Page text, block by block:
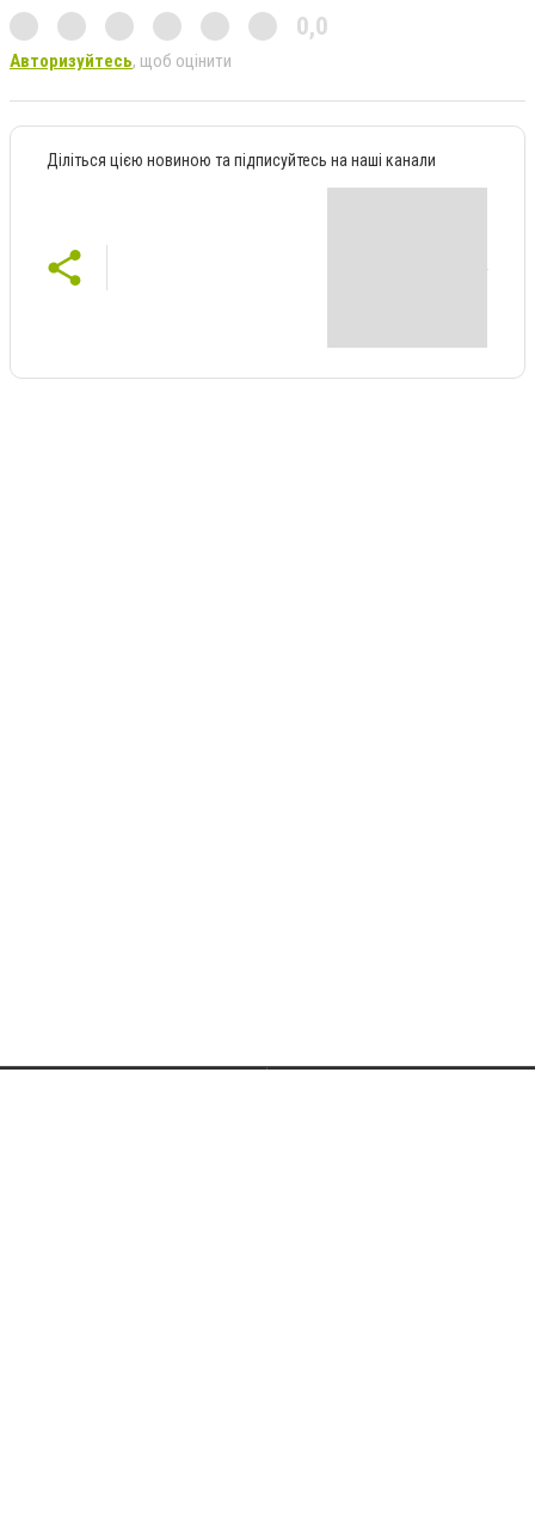
0,0
Авторизуйтесь, щоб оцінити
Діліться цією новиною та підписуйтесь на наші канали